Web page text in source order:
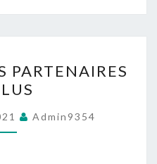
PARTENAIRES
Admin9354